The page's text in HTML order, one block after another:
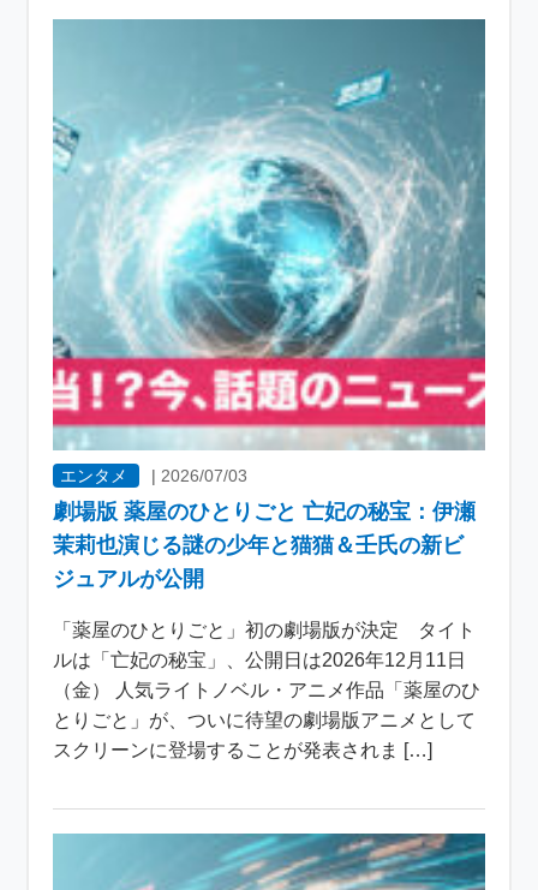
エンタメ | 2026/07/03
劇場版 薬屋のひとりごと 亡妃の秘宝：伊瀬
茉莉也演じる謎の少年と猫猫＆壬氏の新ビ
ジュアルが公開
「薬屋のひとりごと」初の劇場版が決定 タイト
ルは「亡妃の秘宝」、公開日は2026年12月11日
（金） 人気ライトノベル・アニメ作品「薬屋のひ
とりごと」が、ついに待望の劇場版アニメとして
スクリーンに登場することが発表されま […]